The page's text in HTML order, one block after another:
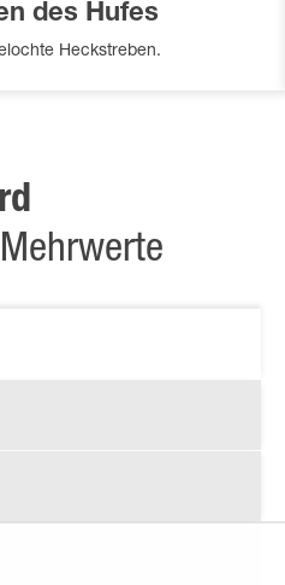
des Hufes
Heckstreben.